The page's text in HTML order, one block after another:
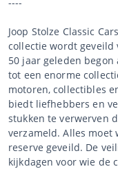
Joop Stolze Classic
collectie wordt geveild
50 jaar geleden
tot een enorme
motoren, collectibles
biedt liefhebbers en
stukken te verwerven
verzameld. Alles moet
reserve geveild. De
kijkdagen voor wie de